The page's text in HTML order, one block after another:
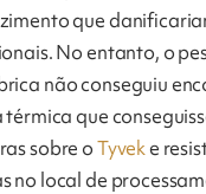
que
No entanto, o
não conseguiu
que
sobre oTyveke
no local de